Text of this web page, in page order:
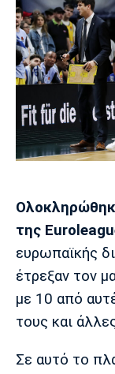
Εθνικές
Κύπελλο
Διαιτησία
Ποδόσφαιρο
Basket
Α2 Μπάσκετ
FIBA World
Χάντμπολ
Gadgets
Θέατρο
Σινεμά
Ευ ζην
Βιβλίο
Πολιτισμός
Blogs
Η
Έντυπη
Τραγούδια
Cine Spot
Running
Media
Παρασκήνιο
Πρόγραμμα
της
ευρωπαϊκής
έτρεξαν τον
με 10 από
τους και
Σε αυτό το